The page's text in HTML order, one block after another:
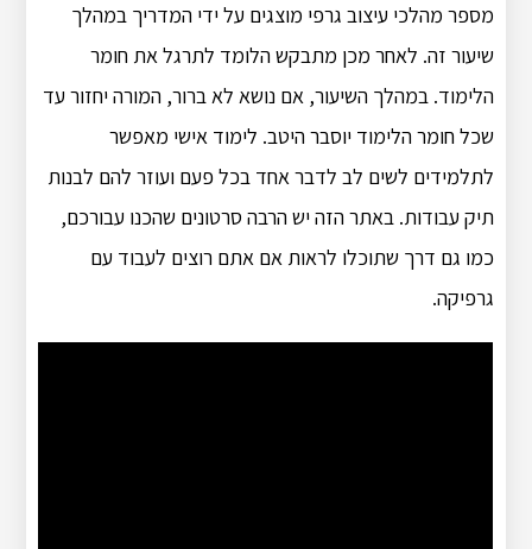
מספר מהלכי עיצוב גרפי מוצגים על ידי המדריך במהלך
שיעור זה. לאחר מכן מתבקש הלומד לתרגל את חומר
הלימוד. במהלך השיעור, אם נושא לא ברור, המורה יחזור עד
שכל חומר הלימוד יוסבר היטב. לימוד אישי מאפשר
לתלמידים לשים לב לדבר אחד בכל פעם ועוזר להם לבנות
תיק עבודות. באתר הזה יש הרבה סרטונים שהכנו עבורכם,
כמו גם דרך שתוכלו לראות אם אתם רוצים לעבוד עם
גרפיקה.